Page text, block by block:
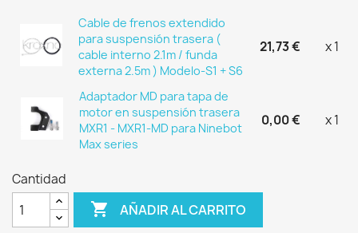
Cable de frenos extendido
para suspensión trasera (
cable interno 2.1m / funda
externa 2.5m ) Modelo-S1 + S6
21,73 € x 1
Adaptador MD para tapa de
motor en suspensión trasera
MXR1 - MXR1-MD para Ninebot
Max series
0,00 € x 1
Cantidad
 AÑADIR AL CARRITO